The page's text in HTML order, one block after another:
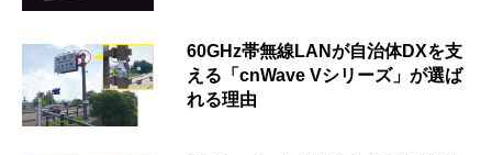
60GHz帯無線LANが自治体DXを支
える「cnWave Vシリーズ」が選ば
れる理由